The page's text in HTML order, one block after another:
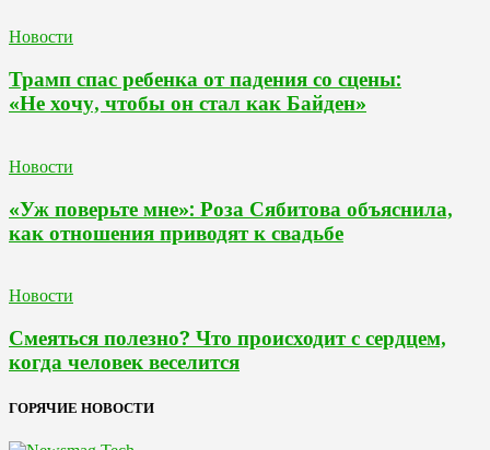
Новости
Трамп спас ребенка от падения со сцены:
«Не хочу, чтобы он стал как Байден»
Новости
«Уж поверьте мне»: Роза Сябитова объяснила,
как отношения приводят к свадьбе
Новости
Смеяться полезно? Что происходит с сердцем,
когда человек веселится
ГОРЯЧИЕ НОВОСТИ